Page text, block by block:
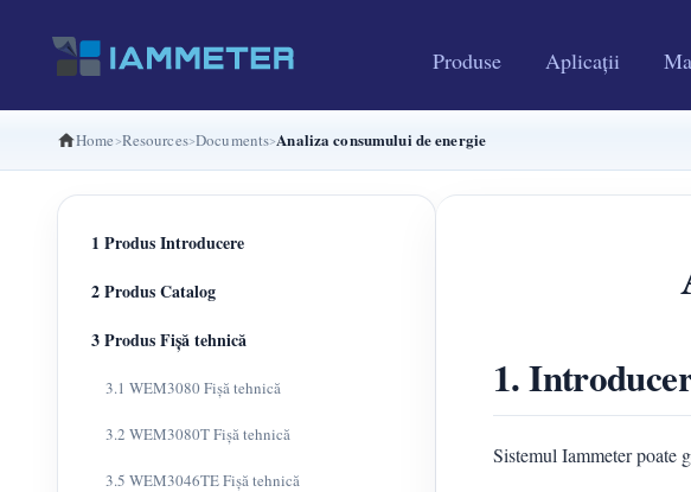
Produse Aplicații
Home Resources Documents Analiza consumului de energie
1 Produs Introducere
2 Produs Catalog
3 Produs Fișă tehnică
3.1 WEM3080 Fișă tehnică
3.2 WEM3080T Fișă tehnică
3.5 WEM3046TE Fișă tehnică
1.
Sistemul Iammeter poate